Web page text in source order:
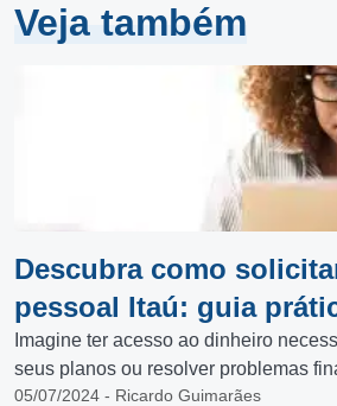
Veja também
Descubra como
pessoal Itaú: guia
Imagine ter acesso ao dinheiro
seus planos ou resolver problemas
05/07/2024 - Ricardo Guimarães